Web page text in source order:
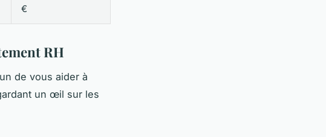
€
RH
de vous aider à
un œil sur les